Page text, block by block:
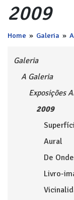
2009
Home » Galeria »
Galeria
A Galeria
Exposições
2009
Aural
De
Livro-